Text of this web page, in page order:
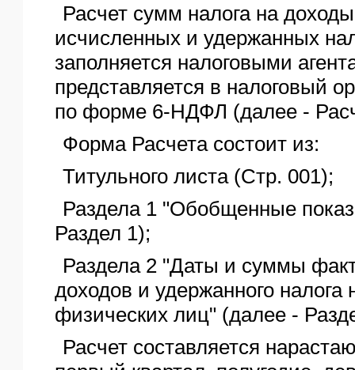
Расчет сумм налога на
исчисленных и удержанных
заполняется налоговыми
представляется в налоговый
по форме 6-НДФЛ (далее -
Форма Расчета состоит из:
Титульного листа (Стр. 001);
Раздела 1 "Обобщенные
Раздел 1);
Раздела 2 "Даты и суммы
доходов и удержанного налога
физических лиц" (далее -
Расчет составляется